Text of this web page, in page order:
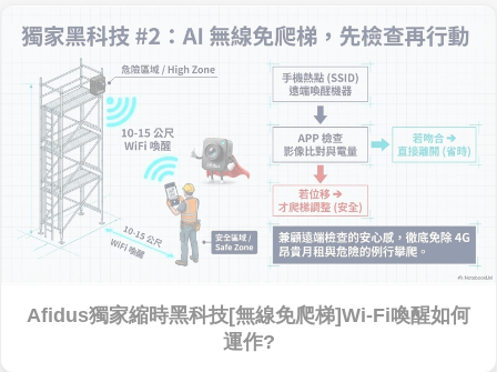
Afidus獨家縮時黑科技[無線免爬梯]Wi-Fi喚醒如何
運作?